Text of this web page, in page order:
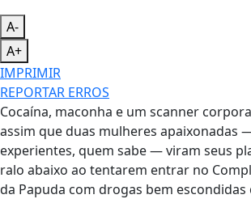
A-
A+
IMPRIMIR
REPORTAR ERROS
Cocaína, maconha e um scanner
assim que duas mulheres apaixonadas
experientes, quem sabe — viram seus
ralo abaixo ao tentarem entrar no
da Papuda com drogas bem escondidas